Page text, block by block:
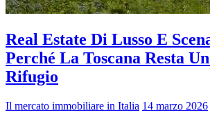
Real Estate Di Lusso E
Perché La Toscana Resta
Rifugio
Il mercato immobiliare in Italia 14 marzo 2026